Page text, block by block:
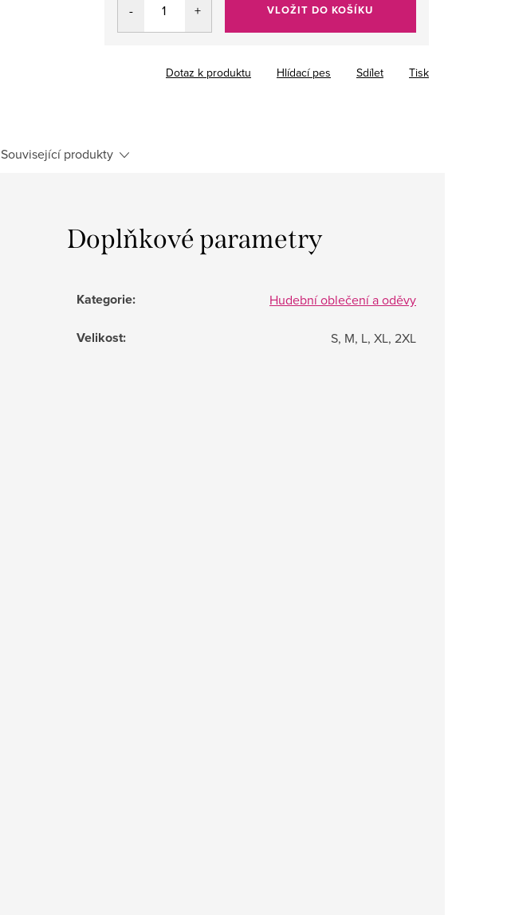
VLOŽIT DO KOŠÍKU
Tisk
Dotaz k produktu Hlídací pes Sdílet
Související produkty
Doplňkové parametry
Kategorie: Hudební oblečení a oděvy
Velikost: S, M, L, XL, 2XL